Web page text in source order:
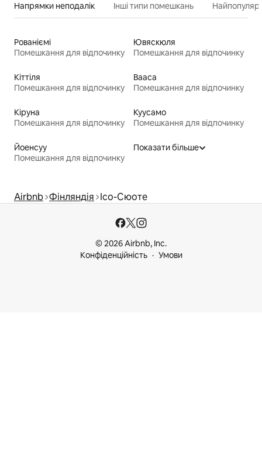
Напрямки неподалік Інші типи помешкань
Рованіємі
Помешкання для відпочинку
Ювяскюля
Помешкання для відпочинку
Кіттіля
Помешкання для відпочинку
Вааса
Помешкання для відпочинку
Кіруна
Помешкання для відпочинку
Куусамо
Помешкання для відпочинку
Йоенсуу
Помешкання для відпочинку
Показати більше
Airbnb Фінляндія Ісо-Сюоте
© 2026 Airbnb, Inc.
Конфіденційність
Умови